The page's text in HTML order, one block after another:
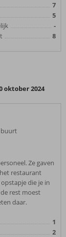
7
5
-
8
oktober 2024
buurt
Ze gaven
restaurant
die je in
rest moest
daar.
1
2